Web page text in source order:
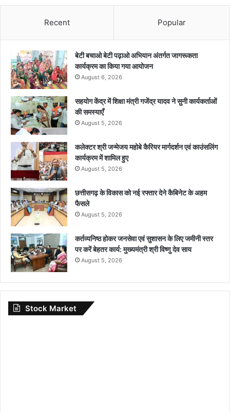
Recent Popular
बेटी बचाओ बेटी पढ़ाओ अभियान अंतर्गत जागरूकता
कार्यक्रम का किया गया आयोजन
August 6, 2026
सहयोग केंद्र में शिक्षा मंत्री गजेंद्र यादव ने सुनी कार्यकर्ताओं
की समस्याएँ
August 5, 2026
कलेक्टर श्री जन्मेजय महोबे कैरियर मार्गदर्शन एवं काउंसलिंग
कार्यक्रम में शामिल हुए
August 5, 2026
छत्तीसगढ़ के विकास को नई रफ्तार देने कैबिनेट के अहम
फैसले
August 5, 2026
कर्तव्यनिष्ठ होकर जनसेवा एवं सुशासन के लिए जमीनी स्तर
पर करें बेहतर कार्य: मुख्यमंत्री श्री विष्णु देव साय
August 5, 2026
Stock Market